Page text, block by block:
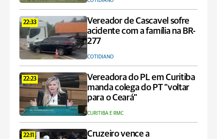
22:33
Vereador de Cascavel sofre
acidente com a família na BR-
277
COTIDIANO
22:23
Vereadora do PL em Curitiba
manda colega do PT "voltar
para o Ceará"
CURITIBA E RMC
22:11
Cruzeiro vence a